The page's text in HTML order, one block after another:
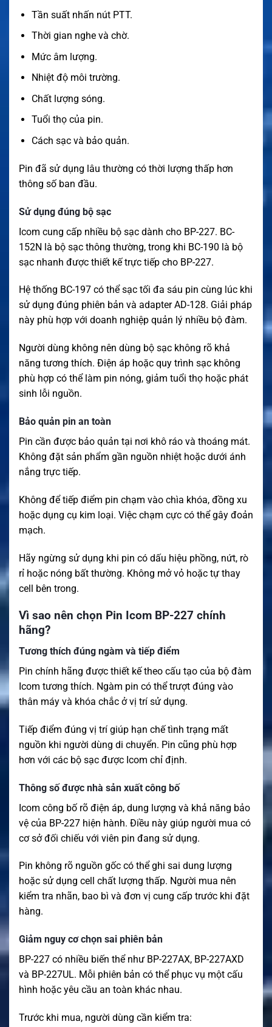
Tần suất nhấn nút PTT.
Thời gian nghe và chờ.
Mức âm lượng.
Nhiệt độ môi trường.
Chất lượng sóng.
Tuổi thọ của pin.
Cách sạc và bảo quản.
Pin đã sử dụng lâu thường có thời lượng thấp hơn
thông số ban đầu.
Sử dụng đúng bộ sạc
Icom cung cấp nhiều bộ sạc dành cho BP-227. BC-
152N là bộ sạc thông thường, trong khi BC-190 là bộ
sạc nhanh được thiết kế trực tiếp cho BP-227.
Hệ thống BC-197 có thể sạc tối đa sáu pin cùng lúc khi
sử dụng đúng phiên bản và adapter AD-128. Giải pháp
này phù hợp với doanh nghiệp quản lý nhiều bộ đàm.
Người dùng không nên dùng bộ sạc không rõ khả
năng tương thích. Điện áp hoặc quy trình sạc không
phù hợp có thể làm pin nóng, giảm tuổi thọ hoặc phát
sinh lỗi nguồn.
Bảo quản pin an toàn
Pin cần được bảo quản tại nơi khô ráo và thoáng mát.
Không đặt sản phẩm gần nguồn nhiệt hoặc dưới ánh
nắng trực tiếp.
Không để tiếp điểm pin chạm vào chìa khóa, đồng xu
hoặc dụng cụ kim loại. Việc chạm cực có thể gây đoản
mạch.
Hãy ngừng sử dụng khi pin có dấu hiệu phồng, nứt, rò
rỉ hoặc nóng bất thường. Không mở vỏ hoặc tự thay
cell bên trong.
Vì sao nên chọn Pin Icom BP-227 chính
hãng?
Tương thích đúng ngàm và tiếp điểm
Pin chính hãng được thiết kế theo cấu tạo của bộ đàm
Icom tương thích. Ngàm pin có thể trượt đúng vào
thân máy và khóa chắc ở vị trí sử dụng.
Tiếp điểm đúng vị trí giúp hạn chế tình trạng mất
nguồn khi người dùng di chuyển. Pin cũng phù hợp
hơn với các bộ sạc được Icom chỉ định.
Thông số được nhà sản xuất công bố
Icom công bố rõ điện áp, dung lượng và khả năng bảo
vệ của BP-227 hiện hành. Điều này giúp người mua có
cơ sở đối chiếu với viên pin đang sử dụng.
Pin không rõ nguồn gốc có thể ghi sai dung lượng
hoặc sử dụng cell chất lượng thấp. Người mua nên
kiểm tra nhãn, bao bì và đơn vị cung cấp trước khi đặt
hàng.
Giảm nguy cơ chọn sai phiên bản
BP-227 có nhiều biến thể như BP-227AX, BP-227AXD
và BP-227UL. Mỗi phiên bản có thể phục vụ một cấu
hình hoặc yêu cầu an toàn khác nhau.
Trước khi mua, người dùng cần kiểm tra: